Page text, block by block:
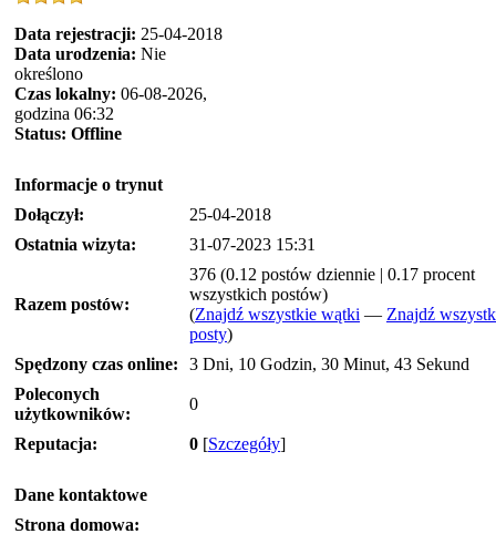
Data rejestracji: 25-04-2018
Data urodzenia: Nie
określono
Czas lokalny: 06-08-2026,
godzina 06:32
Status: Offline
Informacje o trynut
Dołączył:
25-04-2018
Ostatnia wizyta:
31-07-2023 15:31
Razem postów:
376 (0.12 postów dziennie | 0.17 procent
wszystkich postów)
(Znajdź wszystkie wątki — Znajdź
posty)
Spędzony czas online:
3 Dni, 10 Godzin, 30 Minut, 43 Sekund
Poleconych
użytkowników:
0
Reputacja: 0 [Szczegóły]
Dane kontaktowe
Strona domowa: